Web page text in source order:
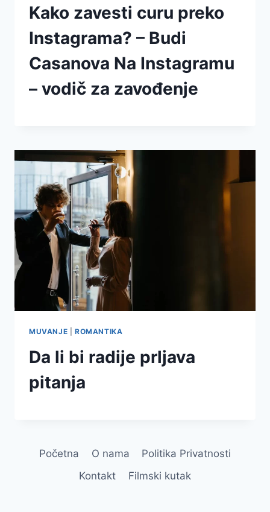
Kako zavesti curu preko
Instagrama? – Budi
Casanova Na Instagramu
– vodič za zavođenje
MUVANJE ROMANTIKA
Da li bi radije prljava
pitanja
Početna O nama
Politika Privatnosti
Kontakt
Filmski kutak